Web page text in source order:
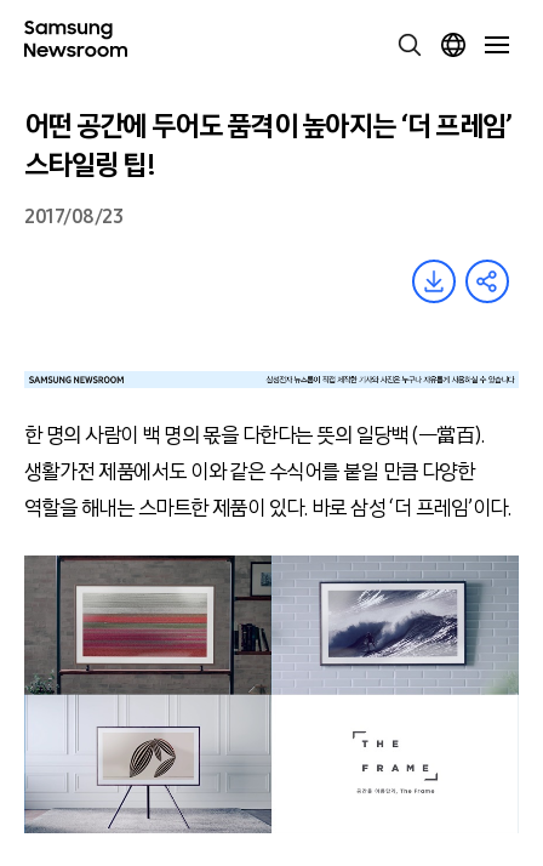
어떤 공간에 두어도 품격이 높아지는 ‘더 프레임’
스타일링 팁!
2017/08/23
한 명의 사람이 백 명의 몫을 다한다는 뜻의 일당백 (一當百).
생활가전 제품에서도 이와 같은 수식어를 붙일 만큼 다양한
역할을 해내는 스마트한 제품이 있다. 바로 삼성 ‘더 프레임’이다.